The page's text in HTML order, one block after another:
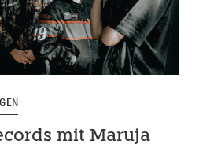
mit Maruja